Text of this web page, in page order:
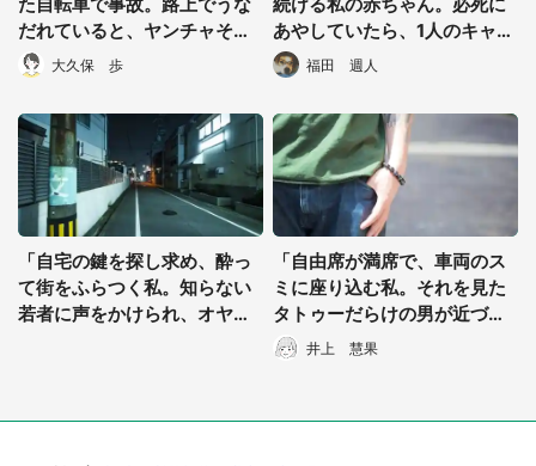
だれていると、ヤンチャそう
なお兄さんが...」（熊本県・3
0代男性）
大久保 歩
あやしていたら、1人のキャリ
アウーマンが...」（茨城県・4
0代女性）
福田 週人
「自宅の鍵を探し求め、酔っ
て街をふらつく私。知らない
若者に声をかけられ、オヤジ
「自由席が満席で、車両のス
ミに座り込む私。それを見た
タトゥーだらけの男が近づい
てきて...」（愛知県・40代女
井上 慧果